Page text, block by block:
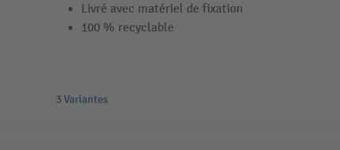
Livré avec matériel de fixation
100 % recyclable
3 Variantes